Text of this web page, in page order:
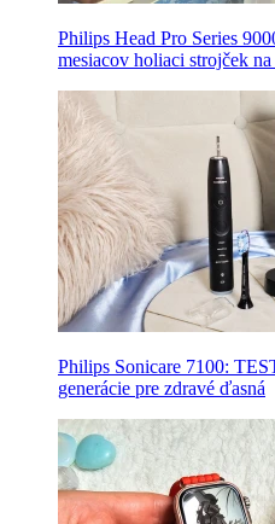
Philips Head Pro Series
mesiacov holiaci strojček
Philips Sonicare 7100:
generácie pre zdravé ďasná